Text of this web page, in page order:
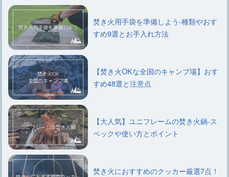
焚き火用手袋を準備しよう-種類やおす
すめ9選とお手入れ方法
【焚き火OKな全国のキャンプ場】おす
すめ48選と注意点
【大人気】ユニフレームの焚き火鍋-ス
ペックや使い方とポイント
焚き火におすすめのクッカー厳選7点！